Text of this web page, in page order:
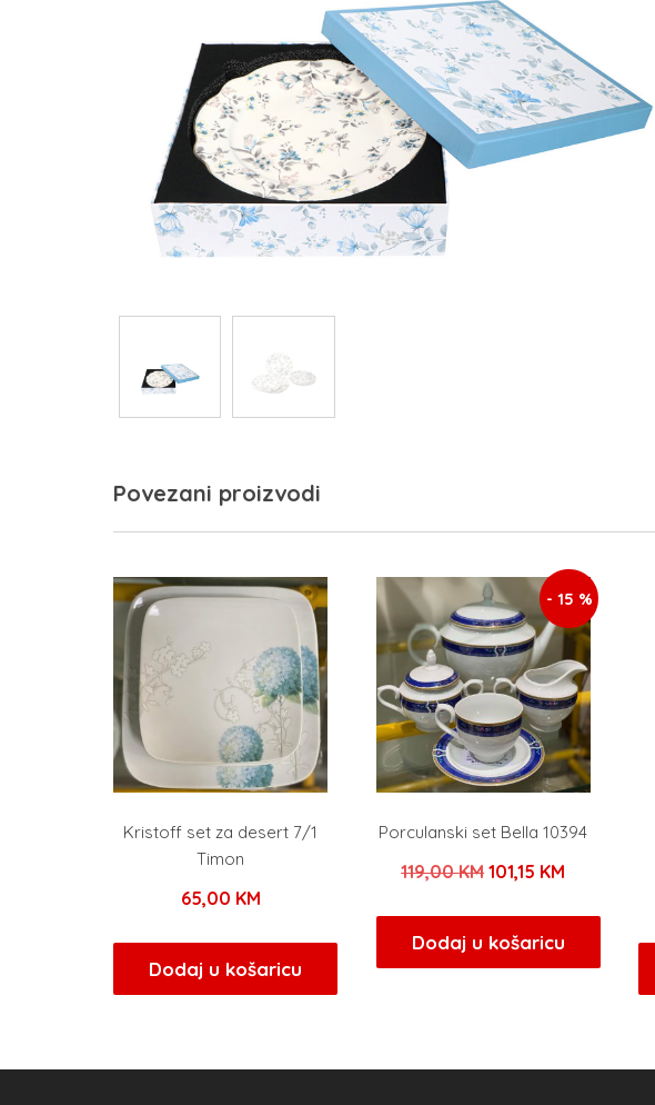
Povezani proizvodi
Kristoff set za desert 7/1
Timon
65,00 KM
Dodaj u košaricu
- 15 %
Porculanski set Bella 10394
119,00KMIzvorna
bila
je:
101,15 KM
101,15 KM.
Dodaj u košaricu